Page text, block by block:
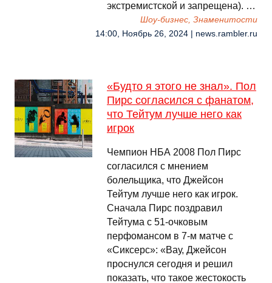
экстремистской и запрещена). …
Шоу-бизнес, Знаменитости
14:00, Ноябрь 26, 2024 | news.rambler.ru
«Будто я этого не знал». Пол
Пирс согласился с фанатом,
что Тейтум лучше него как
игрок
Чемпион НБА 2008 Пол Пирс
согласился с мнением
болельщика, что Джейсон
Тейтум лучше него как игрок.
Сначала Пирс поздравил
Тейтума с 51-очковым
перфомансом в 7-м матче с
«Сиксерс»: «Вау, Джейсон
проснулся сегодня и решил
показать, что такое жестокость